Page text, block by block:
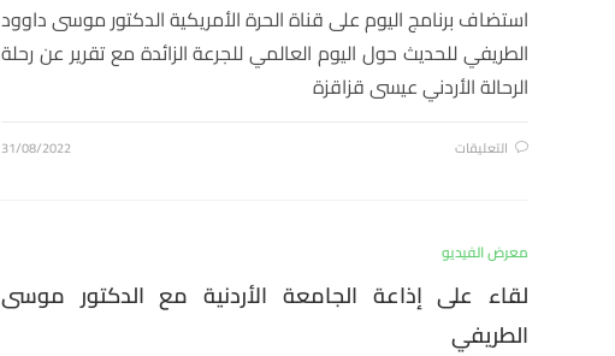
استضاف برنامج اليوم على قناة الحرة الأمريكية الدكتور موسى داوود
الطريفي للحديث حول اليوم العالمي للجرعة الزائدة مع تقرير عن رحلة
الرحالة الأردني عيسى قزاقزة
التعليقات 31/08/2022
معرض الفيديو
لقاء على إذاعة الجامعة الأردنية مع الدكتور موسى
الطريفي